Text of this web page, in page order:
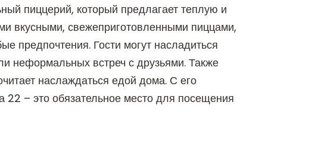
пиццерий, который предлагает теплую и
вкусными, свежеприготовленными пиццами,
предпочтения. Гости могут насладиться
неформальных встреч с друзьями. Также
наслаждаться едой дома. С его
22 – это обязательное место для посещения